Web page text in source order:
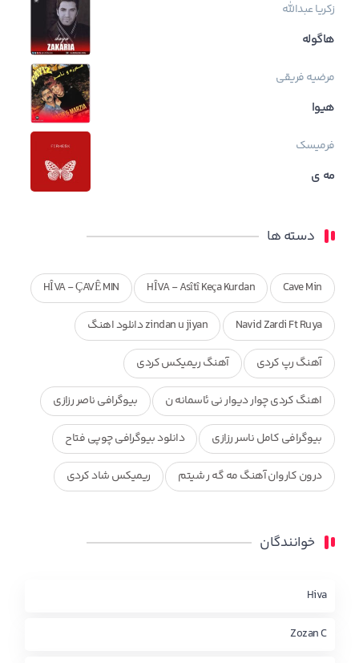
زکریا عبدالله
هاگوله
مرضیه فریقی
هیوا
فرمیسک
مه ی
دسته ها
Cave Min
HÎVA - Asîtî Keça Kurdan
HÎVA - ÇAVÊ MIN
Navid Zardi Ft Ruya zindan u jiyan دانلود اهنگ
آهنگ رپ کردی آهنگ ریمیکس کردی
اهنگ کردی چوار دیوار نی ئاسمانه ن بیوگرافی ناصر رزازی
بیوگرافی کامل ناسر رزازی دانلود بیوگرافی چوپی فتاح
درون کاروان آهنگ مه گه ر شیتم ریمیکس شاد کردی
محمد جزا
چاو من
خوانندگان
Hiva
Zozan C